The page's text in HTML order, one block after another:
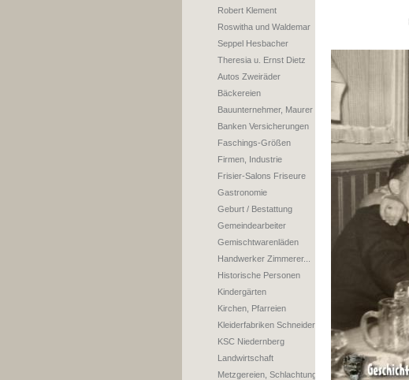
Robert Klement
Roswitha und Waldemar
Seppel Hesbacher
Theresia u. Ernst Dietz
Autos Zweiräder
Bäckereien
Bauunternehmer, Maurer
Banken Versicherungen
Faschings-Größen
Firmen, Industrie
Frisier-Salons Friseure
Gastronomie
Geburt / Bestattung
Gemeindearbeiter
Gemischtwarenläden
Handwerker Zimmerer...
Historische Personen
Kindergärten
Kirchen, Pfarreien
Kleiderfabriken Schneider
KSC Niedernberg
Landwirtschaft
Metzgereien, Schlachtung